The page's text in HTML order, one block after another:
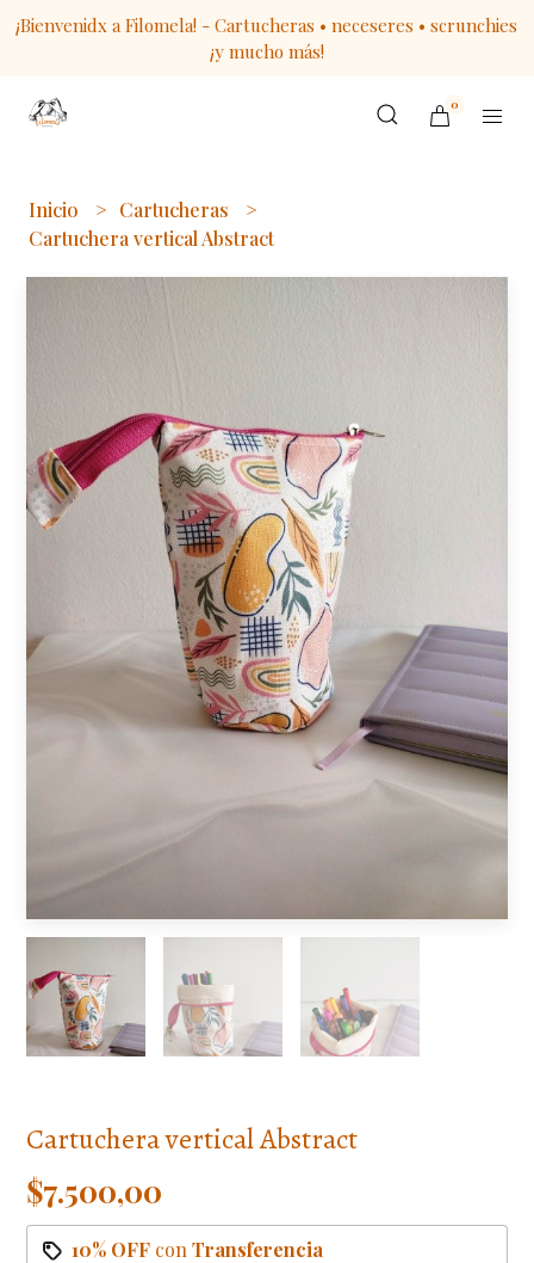
¡Bienvenidx a Filomela! - Cartucheras • neceseres • scrunchies
¡y mucho más!
0
Inicio
Cartucheras
Cartuchera vertical Abstract
Cartuchera vertical Abstract
$7.500,00
10% OFF conTransferencia